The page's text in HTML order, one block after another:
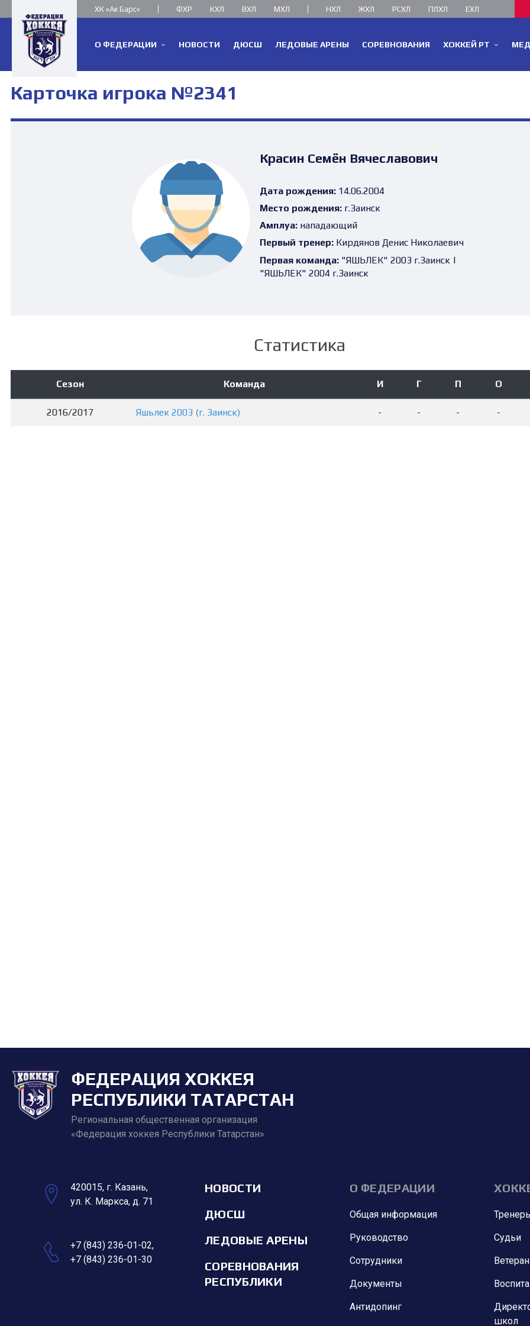
ХК «Ак Барс» ФХР КХЛ ВХЛ МХЛ НХЛ ЖХЛ РСХЛ ПЛХЛ ЕХЛ
О ФЕДЕРАЦИИ НОВОСТИ ДЮСШ ЛЕДОВЫЕ АРЕНЫ СОРЕВНОВАНИЯ ХОККЕЙ РТ
Карточка игрока №2341
Красин Семён Вячеславович
Дата рождения:14.06.2004
Место рождения:г.Заинск
Амплуа:нападающий
Первый тренер:Кирдянов Денис Николаевич
Первая команда:"ЯШЬЛЕК" 2003 г.Заинск |
"ЯШЬЛЕК" 2004 г.Заинск
Статистика
Сезон Команда И Г П О
2016/2017 Яшьлек 2003 (г. Заинск) - - - -
ФЕДЕРАЦИЯ ХОККЕЯ
РЕСПУБЛИКИ ТАТАРСТАН
Региональная общественная организация
«Федерация хоккея Республики Татарстан»
420015, г. Казань,
ул. К. Маркса, д. 71
+7 (843) 236-01-02,
+7 (843) 236-01-30
НОВОСТИ
ДЮСШ
ЛЕДОВЫЕ АРЕНЫ
СОРЕВНОВАНИЯ
РЕСПУБЛИКИ
О ФЕДЕРАЦИИ
Общая информация
Руководство
Сотрудники
Документы
Антидопинг
Судьи
школ